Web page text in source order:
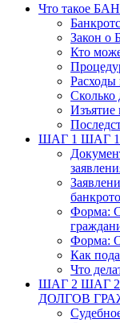
Что такое
Закон о
Кто
Расходы
Сколько
Изъятие
ШАГ 1 ШАГ
Форма:
Форма:
Как
Что
ШАГ 2 ШАГ
ДОЛГОВ